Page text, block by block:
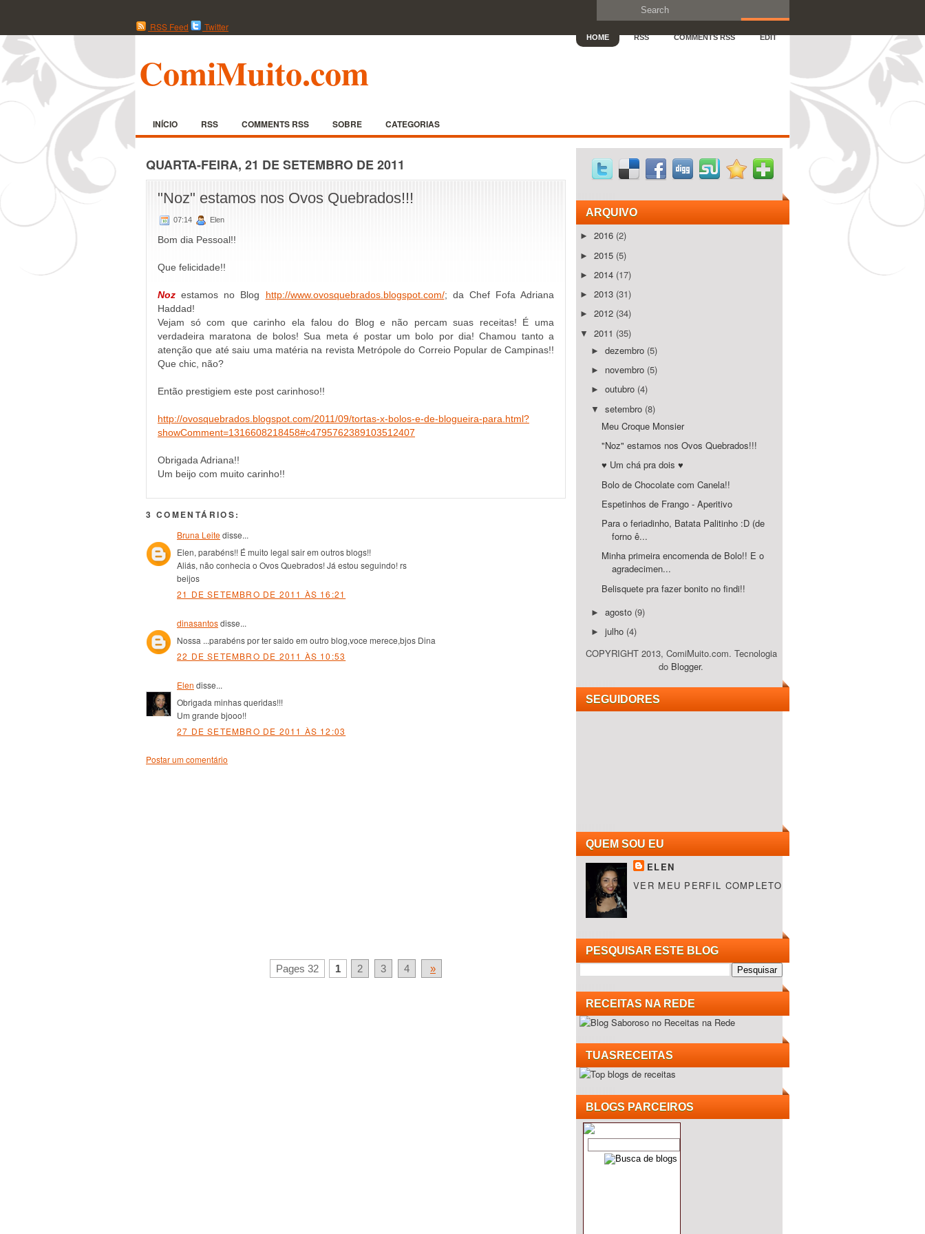
HOME RSS COMMENTS RSS EDIT
RSS Feed Twitter
ComiMuito.com
INÍCIO RSS COMMENTS RSS SOBRE CATEGORIAS
QUARTA-FEIRA, 21 DE SETEMBRO DE 2011
"Noz" estamos nos Ovos Quebrados!!!
07:14 Elen
Bom dia Pessoal!!
Que felicidade!!
Noz estamos no Blog http://www.ovosquebrados.blogspot.com/; da Chef Fofa Adriana
Haddad!
Vejam só com que carinho ela falou do Blog e não percam suas receitas! É uma
verdadeira maratona de bolos! Sua meta é postar um bolo por dia! Chamou tanto a
atenção que até saiu uma matéria na revista Metrópole do Correio Popular de Campinas!!
Que chic, não?
Então prestigiem este post carinhoso!!
http://ovosquebrados.blogspot.com/2011/09/tortas-x-bolos-e-de-blogueira-para.html?
showComment=1316608218458#c4795762389103512407
Obrigada Adriana!!
Um beijo com muito carinho!!
3 COMENTÁRIOS:
Bruna Leitedisse...
Elen, parabéns!! É muito legal sair em outros blogs!!
Aliás, não conhecia o Ovos Quebrados! Já estou seguindo! rs
beijos
21 DE SETEMBRO DE 2011 ÀS 16:21
dinasantosdisse...
Nossa ...parabéns por ter saido em outro blog,voce merece,bjos Dina
22 DE SETEMBRO DE 2011 ÀS 10:53
Elen disse...
Obrigada minhas queridas!!!
Um grande bjooo!!
27 DE SETEMBRO DE 2011 ÀS 12:03
Postar um comentário
Pages 32 1 2 3 4 »
ARQUIVO
► 2016 (2)
► 2015 (5)
► 2014 (17)
► 2013 (31)
► 2012 (34)
▼ 2011 (35)
► dezembro (5)
► novembro (5)
► outubro (4)
▼ setembro (8)
Meu Croque Monsier
"Noz" estamos nos Ovos Quebrados!!!
♥ Um chá pra dois ♥
Bolo de Chocolate com Canela!!
Espetinhos de Frango - Aperitivo
Para o feriadinho, Batata Palitinho :D (de
forno ê...
Minha primeira encomenda de Bolo!! E o
agradecimen...
Belisquete pra fazer bonito no findi!!
► agosto (9)
► julho (4)
COPYRIGHT 2013, ComiMuito.com. Tecnologia
do Blogger.
SEGUIDORES
QUEM SOU EU
ELEN
VER MEU PERFIL COMPLETO
PESQUISAR ESTE BLOG
RECEITAS NA REDE
TUASRECEITAS
BLOGS PARCEIROS